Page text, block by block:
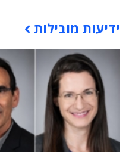
תוכן פרסומי
ידיעות מובילות